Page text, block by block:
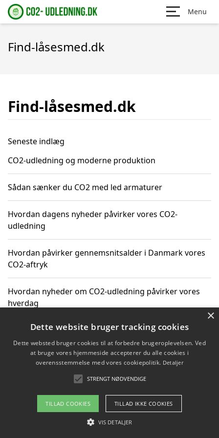
Menu
Find-låsesmed.dk
Find-låsesmed.dk
Seneste indlæg
CO2-udledning og moderne produktion
Sådan sænker du CO2 med led armaturer
Hvordan dagens nyheder påvirker vores CO2-
udledning
Hvordan påvirker gennemsnitsalder i Danmark vores
CO2-aftryk
Hvordan nyheder om CO2-udledning påvirker vores
hverdag
Copyright 2026 - Pilanto Aps
Om / kontakt
Blog Betingelser
×
Dette website bruger tracking cookies
Dette websted bruger cookies til at forbedre brugeroplevelsen. Ved
at bruge vores hjemmeside accepterer du alle cookies i
overensstemmelse med vores cookiepolitik. Detaljer
STRENGT NØDVENDIGE
TILLAD COOKIES TILLAD IKKE COOKIES
VIS DETALJER